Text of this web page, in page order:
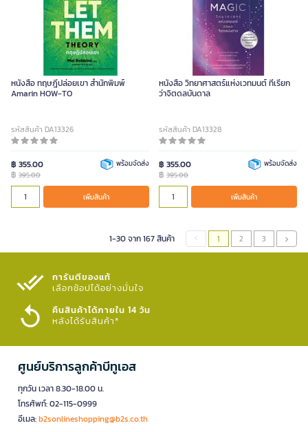
หนังสือ ทฤษฎีปล่อยเขา สำนักพิมพ์
Amarin HOW-TO
รหัสสินค้า DA13326
฿ 355.00
฿ 395.00
พร้อมจัดส่ง
เพิ่มสินค้า
หนังสือ วิทยาศาสตร์แห่งเวทมนต์ ที่เรียก
ว่าจิตดลบันดาล
รหัสสินค้า DA13328
฿ 355.00
฿ 395.00
พร้อมจัดส่ง
เพิ่มสินค้า
1-30 จาก 167 สินค้า 1 2 3
การันตีของแท้
เลือกช้อปได้อย่างมั่นใจ​
คืนสินค้าได้ภายใน 14 วัน
หลังได้รับสินค้า*
ศูนย์บริการลูกค้าบีทูเอส
ทุกวัน เวลา 8.30-18.00 น.
โทรศัพท์: 02-115-0999
อีเมล:b2sonlineshopping@b2s.co.th